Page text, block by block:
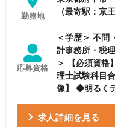
勤務地
（最寄駅：京
応募資格
＜学歴＞ 不問 ＜業務経験＞ 【必須業務経験】 ◆会
計事務所・税理
＞ 【必須資格】 ◆日
理士試験科目合格
像】 ◆明るく
求人詳細を見る